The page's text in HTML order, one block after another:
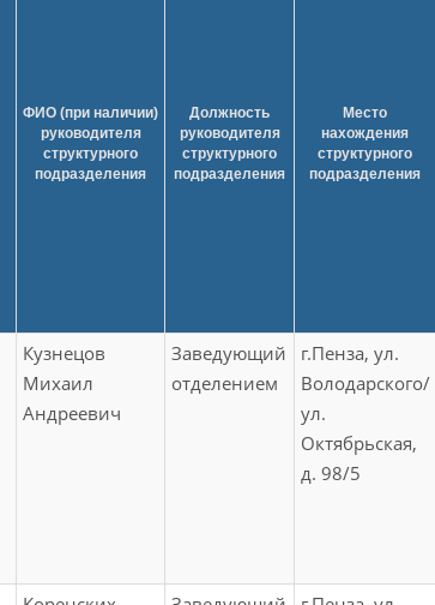
ФИО (при наличии)
руководителя
структурного
подразделения
Должность
руководителя
структурного
подразделения
Место
нахождения
структурного
подразделения
Кузнецов
Михаил
Андреевич
Заведующий
отделением
г.Пенза, ул.
Володарского/
ул.
Октябрьская,
д. 98/5